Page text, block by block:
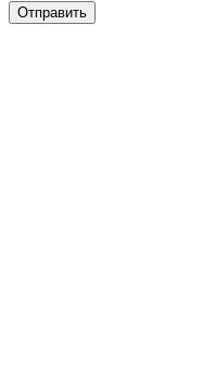
Отправить